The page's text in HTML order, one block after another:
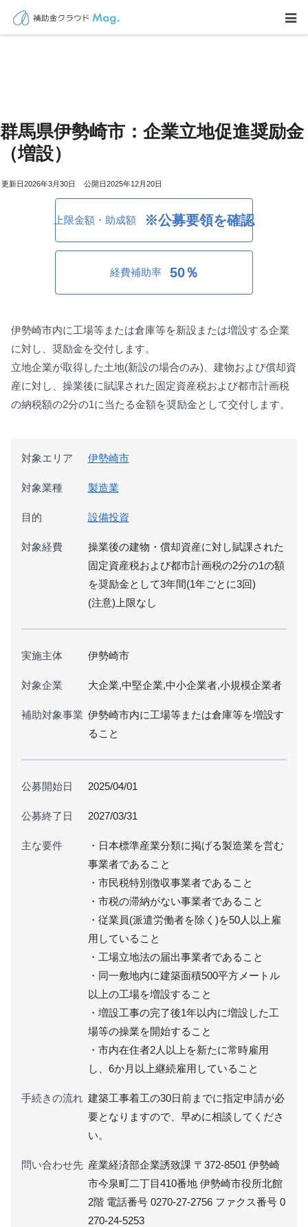
群馬県伊勢崎市：企業立地促進奨励金
（増設）
2026年3月30日 2025年12月20日
上限金額・助成額 ※公募要領を確認
経費補助率 50％
伊勢崎市内に工場等または倉庫等を新設または増設する企業
に対し、奨励金を交付します。
立地企業が取得した土地(新設の場合のみ)、建物および償却資
産に対し、操業後に賦課された固定資産税および都市計画税
の納税額の2分の1に当たる金額を奨励金として交付します。
対象エリア 伊勢崎市
対象業種 製造業
目的 設備投資
対象経費
操業後の建物・償却資産に対し賦課された
固定資産税および都市計画税の2分の1の額
を奨励金として3年間(1年ごとに3回)
(注意)上限なし
実施主体 伊勢崎市
対象企業 大企業,中堅企業,中小企業者,小規模企業者
補助対象事業 伊勢崎市内に工場等または倉庫等を増設す
ること
公募開始日 2025/04/01
公募終了日 2027/03/31
主な要件
・日本標準産業分類に掲げる製造業を営む
事業者であること
・市民税特別徴収事業者であること
・市税の滞納がない事業者であること
・従業員(派遣労働者を除く)を50人以上雇
用していること
・工場立地法の届出事業者であること
・同一敷地内に建築面積500平方メートル
以上の工場を増設すること
・増設工事の完了後1年以内に増設した工
場等の操業を開始すること
・市内在住者2人以上を新たに常時雇用
し、6か月以上継続雇用していること
手続きの流れ 建築工事着工の30日前までに指定申請が必
要となりますので、早めに相談してくださ
い。
問い合わせ先 産業経済部企業誘致課 〒372-8501 伊勢崎
市今泉町二丁目410番地 伊勢崎市役所北館
2階 電話番号 0270-27-2756 ファクス番号 0
270-24-5253